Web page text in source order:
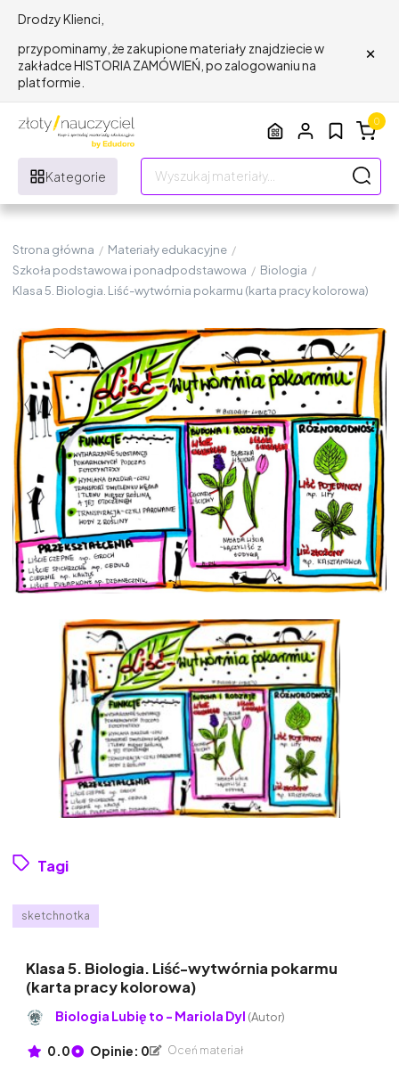
Drodzy Klienci,
przypominamy, że zakupione materiały znajdziecie w
zakładce HISTORIA ZAMÓWIEŃ, po zalogowaniu na
platformie.
×
Kategorie
0
Strona główna / Materiały edukacyjne /
Szkoła podstawowa i ponadpodstawowa / Biologia /
Klasa 5. Biologia. Liść-wytwórnia pokarmu (karta pracy kolorowa)
Tagi
sketchnotka
Klasa 5. Biologia. Liść-wytwórnia pokarmu
(karta pracy kolorowa)
Biologia Lubię to - Mariola Dyl (Autor)
0.0 Opinie: 0 Oceń materiał